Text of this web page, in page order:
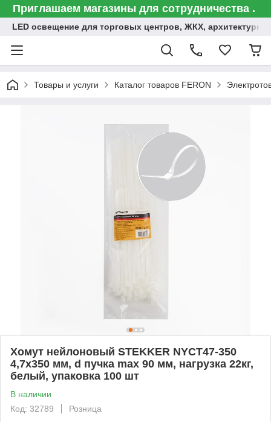
Приглашаем магазины для сотрудничества .
LED освещение для торговых центров, ЖКХ,
Товары и услуги Каталог товаров FERON
Хомут нейлоновый STEKKER NYCT47-350
4,7х350 мм, d пучка max 90 мм, нагрузка 22кг,
белый, упаковка 100 шт
В наличии
Код: 32789
Розница